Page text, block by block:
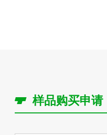
样品购买申请